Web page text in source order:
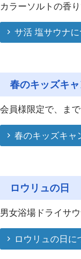
カラーソルトの香
サ活 塩サウナ
春のキッズキ
会員様限定で、ま
春のキッズキャ
ロウリュの日
男女浴場ドライサ
ロウリュの日に